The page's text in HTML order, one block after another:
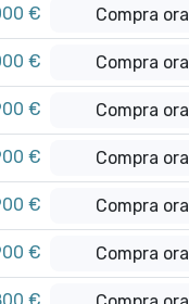
€ Compra ora
€ Compra ora
€ Compra ora
€ Compra ora
€ Compra ora
€ Compra ora